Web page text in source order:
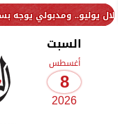
السبت
أغسطس
8
2026